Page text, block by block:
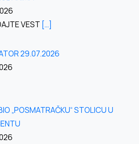
VEST […]
29.07.2026
„POSMATRAČKU“ STOLICU U